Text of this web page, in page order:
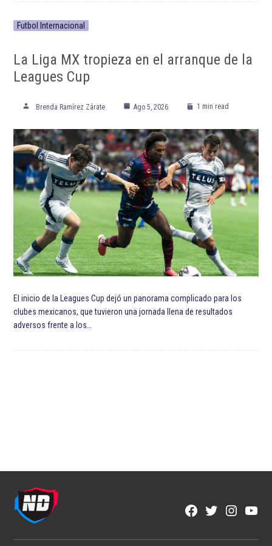
Futbol Internacional
La Liga MX tropieza en el arranque de la
Leagues Cup
Brenda Ramírez Zárate Ago 5, 2026 1 min read
El inicio de la Leagues Cup dejó un panorama complicado para los
clubes mexicanos, que tuvieron una jornada llena de resultados
adversos frente a los…
Facebook
Twitter